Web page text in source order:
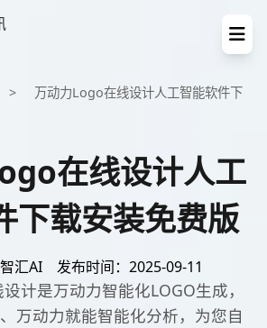
>
万动力Logo在线设计人工智能软件下
在线设计人工
下载安装免费版
汇AI 发布时间：2025-09-11
计是万动力智能化LOGO生成，
万动力就能智能化分析，为您自